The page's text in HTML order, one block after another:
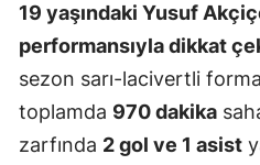
19 yaşındaki Yusuf
performansıyla dikkat
sezon sarı-lacivertli
toplamda 970 dakika
zarfında 2 gol ve 1 asist